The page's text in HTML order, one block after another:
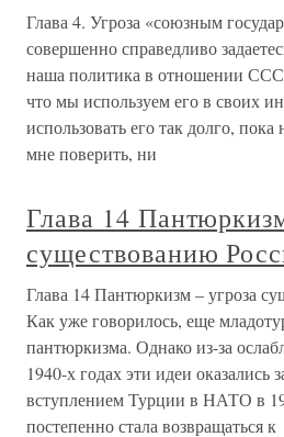
Глава 4. Угроза «союзным
совершенно справедливо
наша политика в отношении
что мы используем его в своих
использовать его так долго,
мне поверить, ни
Глава 14
существованию
Глава 14 Пантюркизм – угроза
Как уже говорилось, еще
пантюркизма. Однако из-за
1940-х годах эти идеи
вступлением Турции в НАТО в
постепенно стала возвращаться к